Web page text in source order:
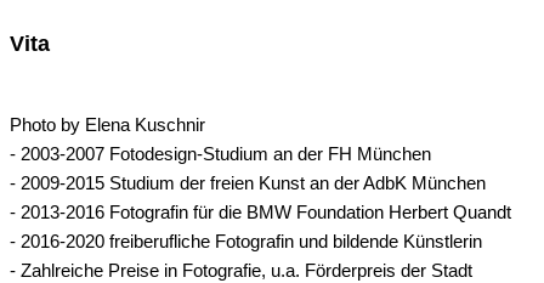
Vita
Photo by Elena Kuschnir
- 2003-2007 Fotodesign-Studium an der FH München
- 2009-2015 Studium der freien Kunst an der AdbK München
- 2013-2016 Fotografin für die BMW Foundation Herbert Quandt
- 2016-2020 freiberufliche Fotografin und bildende Künstlerin
- Zahlreiche Preise in Fotografie, u.a. Förderpreis der Stadt